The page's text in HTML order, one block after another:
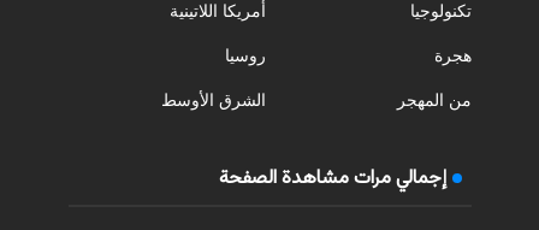
تكنولوجيا
هجرة
من المهجر
أمريكا اللاتينية
روسيا
الشرق الأوسط
إجمالي مرات مشاهدة الصفحة